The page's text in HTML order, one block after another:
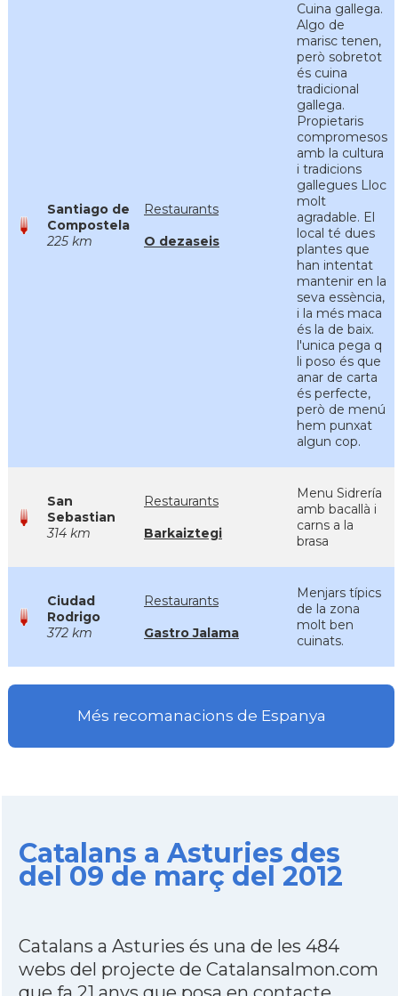
Santiago de
Compostela
225 km
Restaurants
O dezaseis
Cuina gallega.
Algo de
marisc tenen,
però sobretot
és cuina
tradicional
gallega.
Propietaris
compromesos
amb la cultura
i tradicions
gallegues Lloc
molt
agradable. El
local té dues
plantes que
han intentat
mantenir en la
seva essència,
i la més maca
és la de baix.
l'unica pega q
li poso és que
anar de carta
és perfecte,
però de menú
hem punxat
algun cop.
San
Sebastian
314 km
Restaurants
Barkaiztegi
Menu Sidrería
amb bacallà i
carns a la
brasa
Ciudad
Rodrigo
372 km
Restaurants
Gastro Jalama
Menjars típics
de la zona
molt ben
cuinats.
Més recomanacions de Espanya
Catalans a Asturies des
del 09 de març del 2012
Catalans a Asturies és una de les 484
webs del projecte de Catalansalmon.com